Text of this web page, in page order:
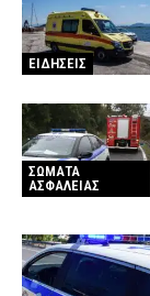
ΕΙΔΗΣΕΙΣ
ΣΩΜΑΤΑ
ΑΣΦΑΛΕΙΑΣ